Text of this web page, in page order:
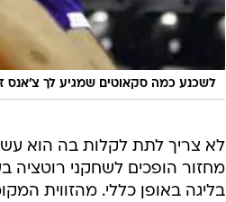
לשכנע כמה סקאוטים שמגיע לך
בליגה באופן כללי. מהזווית